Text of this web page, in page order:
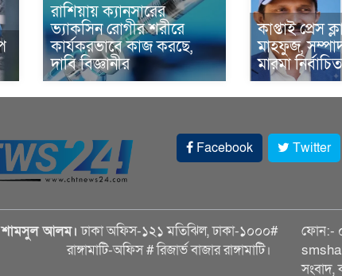
রাশিয়ায় ক্যানসারের
ভ্যাকসিন রোগীর শরীরে
কার্যকরভাবে কাজ করছে,
দাবি বিজ্ঞানীর
কাপ্তাই প্রেস
মাহফুজ,
মারমা নির্বাচিত
Facebook Twitter
আলম। ঢাকা অফিস-১২১ মতিঝিল, ঢাকা-১০০০#
রাঙ্গামাটি-অফিস # রিজার্ভ বাজার রাঙ্গামাটি।
ফোন:-
সংবাদ,